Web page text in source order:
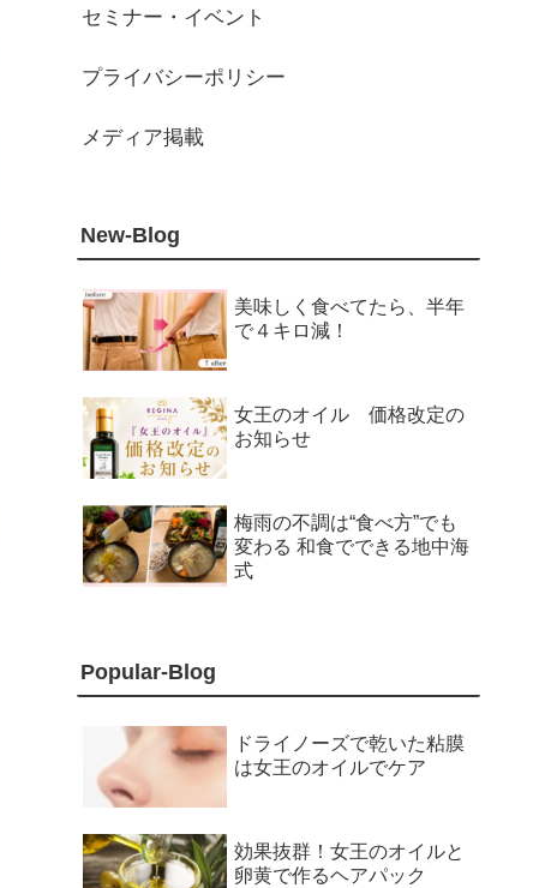
セミナー・イベント
プライバシーポリシー
メディア掲載
New-Blog
美味しく食べてたら、半年
で４キロ減！
女王のオイル 価格改定の
お知らせ
梅雨の不調は“食べ方”でも
変わる 和食でできる地中海
式
Popular-Blog
ドライノーズで乾いた粘膜
は女王のオイルでケア
効果抜群！女王のオイルと
卵黄で作るヘアパック